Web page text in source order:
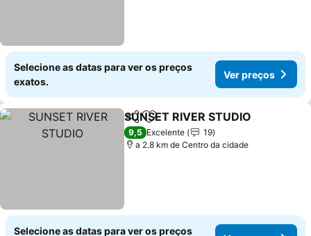
Selecione as datas para ver os preços
exatos.
Ver preços
PartilharAdicionar aos favoritos
SUNSET RIVER STUDIO
9,5 Excelente
19
a 2.8 km de Centro da cidade
Selecione as datas para ver os preços